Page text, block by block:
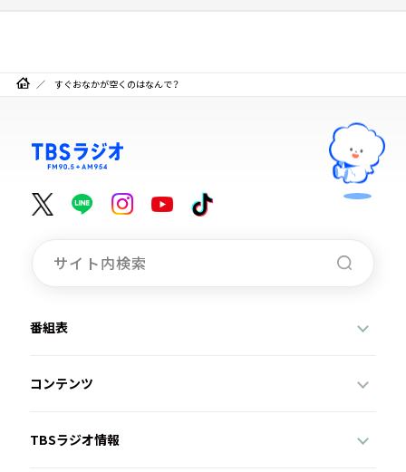
すぐおなかが空くのはなんで？
番組表
コンテンツ
TBSラジオ情報